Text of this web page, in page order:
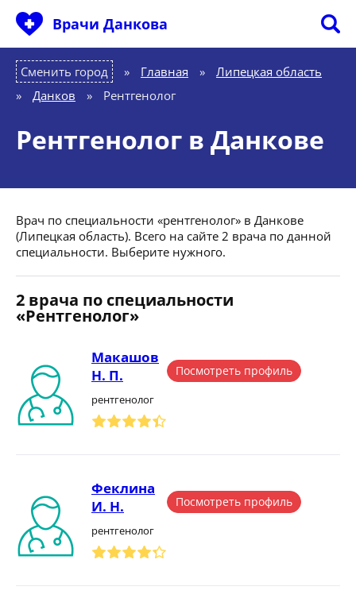
Врачи Данкова
Сменить город Главная »
Липецкая область
»
Данков » Рентгенолог
Рентгенолог в Данкове
Врач по специальности «рентгенолог» в Данкове
(Липецкая область). Всего на сайте 2 врача по данной
специальности. Выберите нужного.
2 врача по специальности
«Рентгенолог»
Макашов
Н. П.
рентгенолог
Посмотреть профиль
Феклина
И. Н.
рентгенолог
Посмотреть профиль